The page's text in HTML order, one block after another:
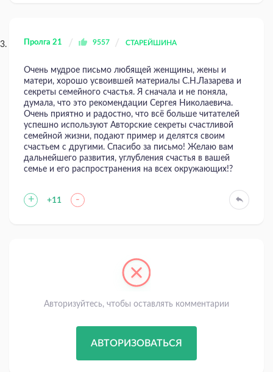
Пролга 21 9557 СТАРЕЙШИНА
Очень мудрое письмо любящей женщины, жены и
матери, хорошо усвоившей материалы С.Н.Лазарева и
секреты семейного счастья. Я сначала и не поняла,
думала, что это рекомендации Сергея Николаевича.
Очень приятно и радостно, что всё больше читателей
успешно используют Авторские секреты счастливой
семейной жизни, подают пример и делятся своим
счастьем с другими. Спасибо за письмо! Желаю вам
дальнейшего развития, углубления счастья в вашей
семье и его распространения на всех окружающих!?
+ +11 -
Авторизуйтесь, чтобы оставлять комментарии
АВТОРИЗОВАТЬСЯ